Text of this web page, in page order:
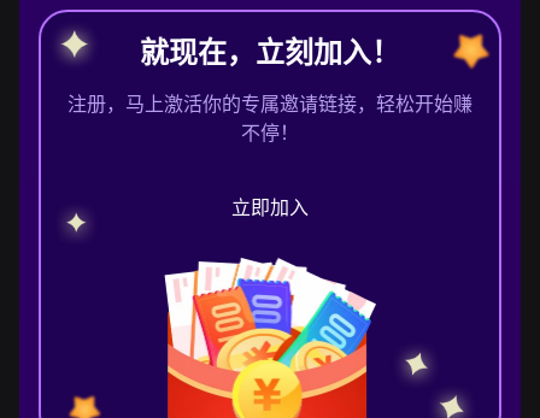
就现在，立刻加入！
注册，马上激活你的专属邀请链接，轻松开始赚
不停！
立即加入